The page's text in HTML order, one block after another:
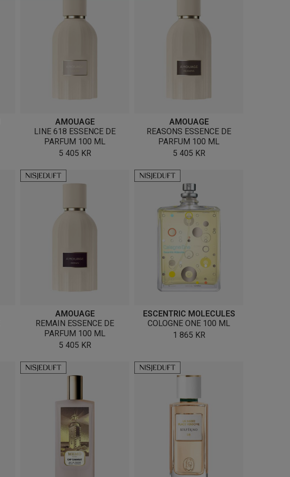
AMOUAGE
LINE 618 ESSENCE DE
PARFUM 100 ML
5 405 KR
AMOUAGE
REASONS ESSENCE DE
PARFUM 100 ML
5 405 KR
AMOUAGE
REMAIN ESSENCE DE
PARFUM 100 ML
5 405 KR
ESCENTRIC MOLECULES
COLOGNE ONE 100 ML
1 865 KR